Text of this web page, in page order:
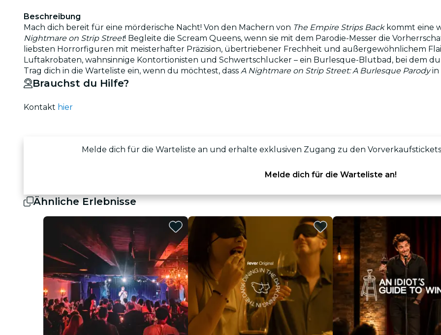
Beschreibung
Mach dich bereit für eine mörderische Nacht! Von den Machern von The Empire Strips Backkommt eine
Nightmare on Strip Street! Begleite die Scream Queens, wenn sie mit dem Parodie-Messer die
liebsten Horrorfiguren mit meisterhafter Präzision, übertriebener Frechheit und außergewöhnlichem
Luftakrobaten, wahnsinnige Kontortionisten und Schwertschlucker – ein Burlesque-Blutbad, bei dem
Trag dich in die Warteliste ein, wenn du möchtest, dass A Nightmare on Strip Street: A Burlesque Parodyin
Brauchst du Hilfe?
Kontakt hier
Melde dich für die Warteliste an und erhalte exklusiven Zugang zu den
Melde dich für die Warteliste an!
Ähnliche Erlebnisse